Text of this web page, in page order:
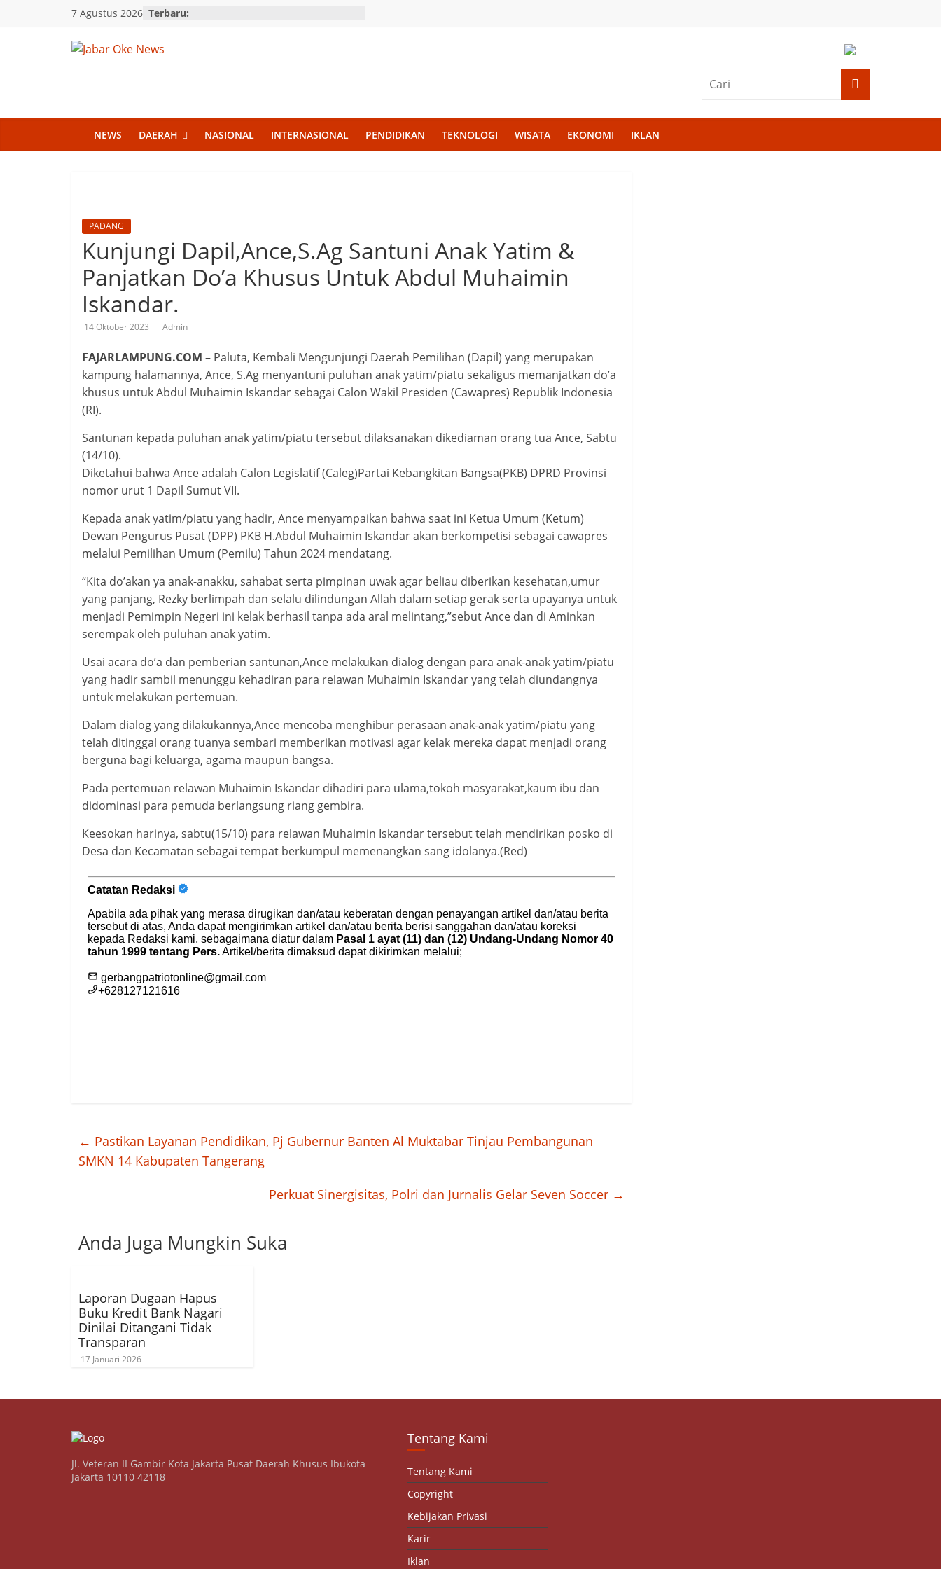
7 Agustus 2026 Terbaru:
Oke
News
Barat
NEWS DAERAH NASIONAL INTERNASIONAL PENDIDIKAN TEKNOLOGI WISATA EKONOMI IKLAN
PADANG
Kunjungi Dapil,Ance,S.Ag Santuni Anak Yatim &
Panjatkan Do’a Khusus Untuk Abdul Muhaimin
Iskandar.
14 Oktober 2023 Admin
FAJARLAMPUNG.COM – Paluta, Kembali Mengunjungi Daerah Pemilihan (Dapil) yang merupakan
kampung halamannya, Ance, S.Ag menyantuni puluhan anak yatim/piatu sekaligus memanjatkan do’a
khusus untuk Abdul Muhaimin Iskandar sebagai Calon Wakil Presiden (Cawapres) Republik Indonesia
(RI).
Santunan kepada puluhan anak yatim/piatu tersebut dilaksanakan dikediaman orang tua Ance, Sabtu
(14/10).
Diketahui bahwa Ance adalah Calon Legislatif (Caleg)Partai Kebangkitan Bangsa(PKB) DPRD Provinsi
nomor urut 1 Dapil Sumut VII.
Kepada anak yatim/piatu yang hadir, Ance menyampaikan bahwa saat ini Ketua Umum (Ketum)
Dewan Pengurus Pusat (DPP) PKB H.Abdul Muhaimin Iskandar akan berkompetisi sebagai cawapres
melalui Pemilihan Umum (Pemilu) Tahun 2024 mendatang.
“Kita do’akan ya anak-anakku, sahabat serta pimpinan uwak agar beliau diberikan kesehatan,umur
yang panjang, Rezky berlimpah dan selalu dilindungan Allah dalam setiap gerak serta upayanya untuk
menjadi Pemimpin Negeri ini kelak berhasil tanpa ada aral melintang,”sebut Ance dan di Aminkan
serempak oleh puluhan anak yatim.
Usai acara do’a dan pemberian santunan,Ance melakukan dialog dengan para anak-anak yatim/piatu
yang hadir sambil menunggu kehadiran para relawan Muhaimin Iskandar yang telah diundangnya
untuk melakukan pertemuan.
Dalam dialog yang dilakukannya,Ance mencoba menghibur perasaan anak-anak yatim/piatu yang
telah ditinggal orang tuanya sembari memberikan motivasi agar kelak mereka dapat menjadi orang
berguna bagi keluarga, agama maupun bangsa.
Pada pertemuan relawan Muhaimin Iskandar dihadiri para ulama,tokoh masyarakat,kaum ibu dan
didominasi para pemuda berlangsung riang gembira.
Keesokan harinya, sabtu(15/10) para relawan Muhaimin Iskandar tersebut telah mendirikan posko di
Desa dan Kecamatan sebagai tempat berkumpul memenangkan sang idolanya.(Red)
← Pastikan Layanan Pendidikan, Pj Gubernur Banten Al Muktabar Tinjau Pembangunan
SMKN 14 Kabupaten Tangerang
Perkuat Sinergisitas, Polri dan Jurnalis Gelar Seven Soccer →
Anda Juga Mungkin Suka
Laporan Dugaan Hapus
Buku Kredit Bank Nagari
Dinilai Ditangani Tidak
Transparan
17 Januari 2026
Jl. Veteran II Gambir Kota Jakarta Pusat Daerah Khusus Ibukota
Jakarta 10110 42118
Tentang Kami
Tentang Kami
Copyright
Kebijakan Privasi
Karir
Iklan